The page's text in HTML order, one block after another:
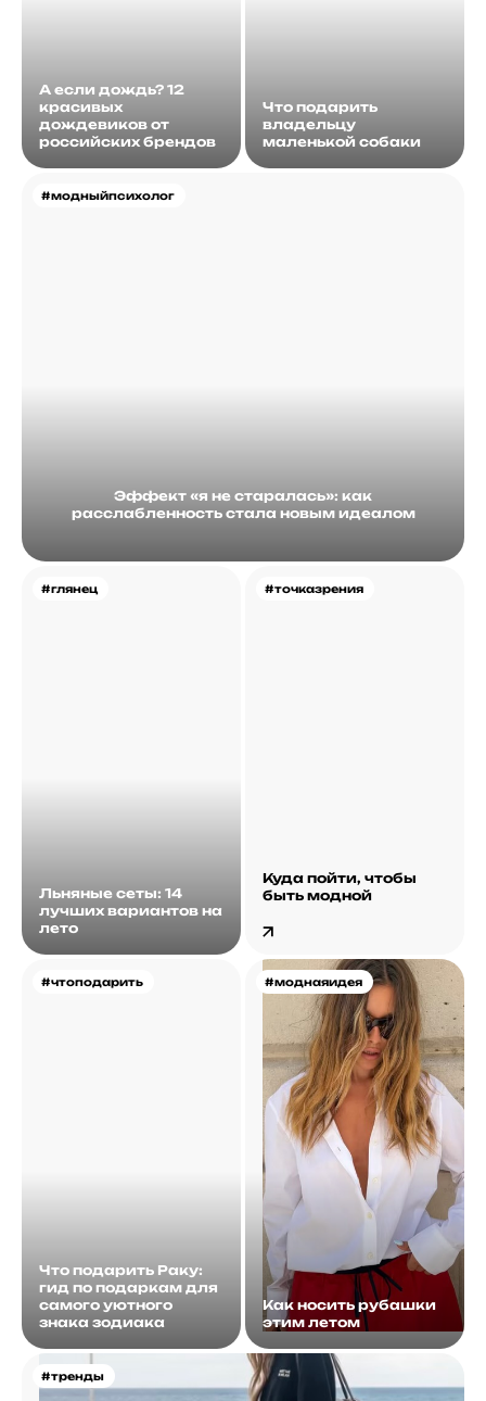
А если дождь? 12
красивых
дождевиков от
российских брендов
#модныйпсихолог
Эффект «я не старалась»: как
расслабленность стала новым идеалом
Что подарить
владельцу
маленькой собаки
#глянец
Льняные сеты: 14
лучших вариантов на
лето
#точказрения
Куда пойти, чтобы
быть модной
#чтоподарить
Что подарить Раку:
гид по подаркам для
самого уютного
знака зодиака
#моднаяидея
Как носить рубашки
этим летом
#тренды